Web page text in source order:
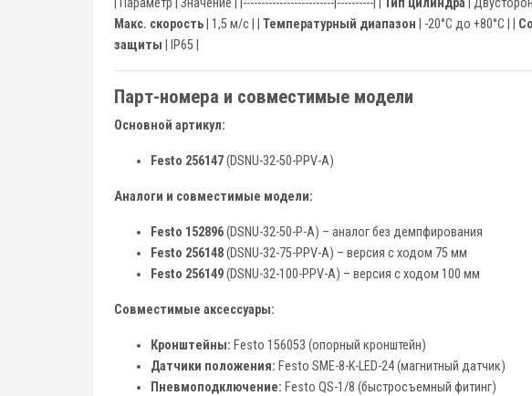
| Параметр | Значение | |-------------------------|----------| | Тип цилиндра |
Макс. скорость | 1,5 м/с | | Температурный диапазон | -20°C до +80°C | |
защиты | IP65 |
Парт-номера и совместимые модели
Основной артикул:
Festo 256147(DSNU-32-50-PPV-A)
Аналоги и совместимые модели:
Festo 152896(DSNU-32-50-P-A) – аналог без демпфирования
Festo 256148(DSNU-32-75-PPV-A) – версия с ходом 75 мм
Festo 256149(DSNU-32-100-PPV-A) – версия с ходом 100 мм
Совместимые аксессуары:
Кронштейны: Festo 156053 (опорный кронштейн)
Датчики положения: Festo SME-8-K-LED-24 (магнитный датчик)
Пневмоподключение: Festo QS-1/8 (быстросъемный фитинг)